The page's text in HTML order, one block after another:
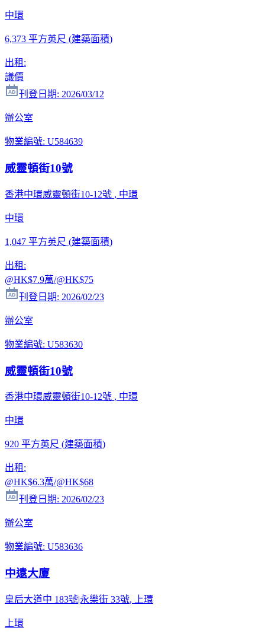
中環
6,373 平方英尺 (建築面積)
出租 :
議價
刊登日期: 2026/03/12
辦公室
物業編號: U584639
威靈頓街10號
香港中環威靈頓街10-12號 , 中環
中環
1,047 平方英尺 (建築面積)
出租 :
@HK$7.9萬/@HK$75
刊登日期: 2026/02/23
辦公室
物業編號: U583630
威靈頓街10號
香港中環威靈頓街10-12號 , 中環
中環
920 平方英尺 (建築面積)
出租 :
@HK$6.3萬/@HK$68
刊登日期: 2026/02/23
辦公室
物業編號: U583636
中遠大廈
皇后大道中 183號|永樂街 33號, 上環
上環